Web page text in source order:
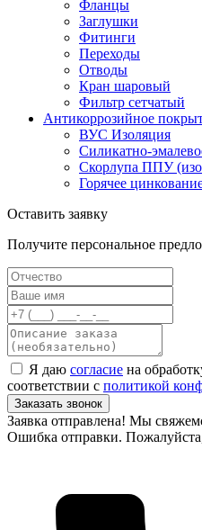
Фланцы
Заглушки
Фитинги
Переходы
Отводы
Кран шаровый
Фильтр сетчатый
Антикоррозийное
ВУС Изоляция
Силикатно-
Скорлупа ППУ
Горячее
Оставить заявку
Получите персональное
Я даю согласие на
соответствии с политикой
Заказать звонок
Заявка отправлена! Мы
Ошибка отправки.